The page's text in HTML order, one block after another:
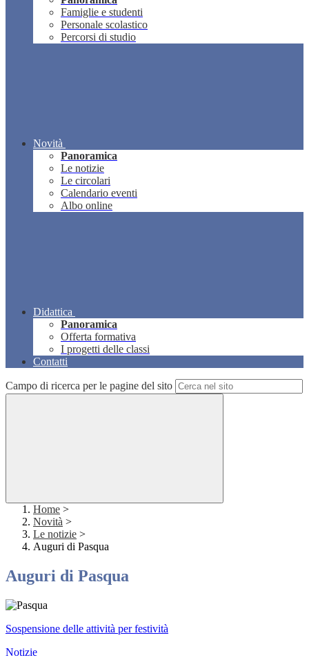
Famiglie e studenti
Personale scolastico
Percorsi di studio
Novità
Panoramica
Le notizie
Le circolari
Calendario eventi
Albo online
Didattica
Panoramica
Offerta formativa
I progetti delle classi
Contatti
Campo di ricerca per le pagine del sito
Home >
Novità >
Le notizie >
Auguri di Pasqua
Auguri di Pasqua
Sospensione delle attività per festività
Notizie